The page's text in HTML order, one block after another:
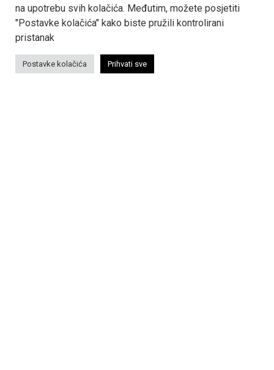
BIM
KONTAKT INFORMACIJE
na upotrebu svih kolačića. Međutim, možete posjetiti
"Postavke kolačića" kako biste pružili kontrolirani
pristanak
Postavke kolačića Prihvati sve